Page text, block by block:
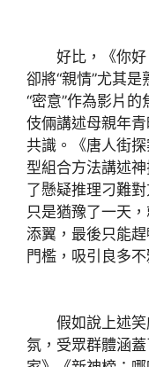
好比，《你好
卻將“親情”尤其
“密意”作為影片
伎倆講述母親年
共識。《唐人街
型組合方法講述
了懸疑推理刁難
只是猶豫了一天
添翼，最後只能
門檻，吸引良多不
假如說上述笑
氛，受眾群體涵